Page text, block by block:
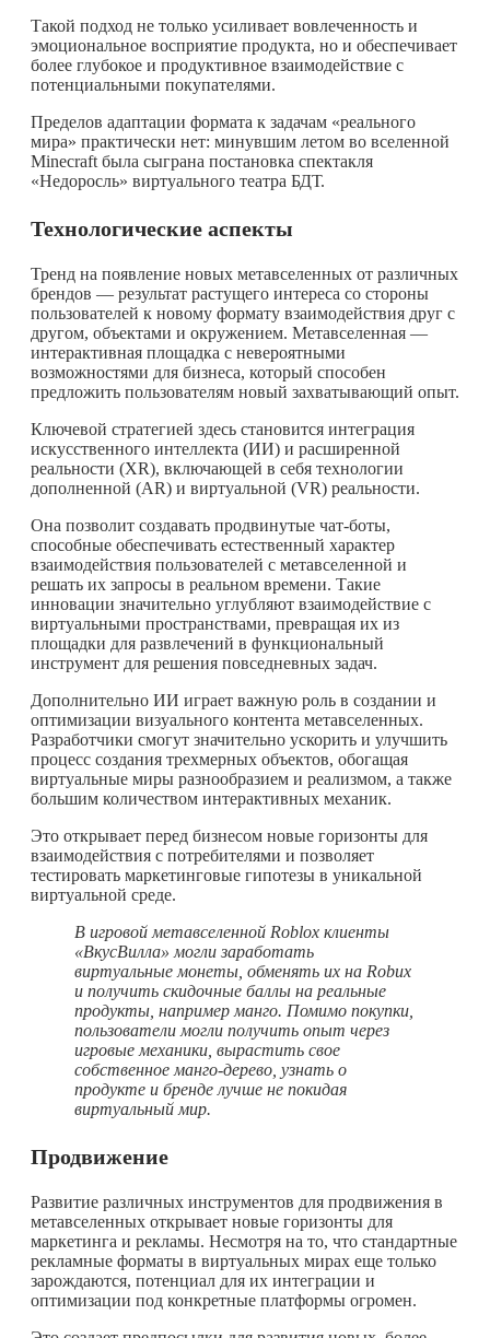
Такой подход не только усиливает вовлеченность и
эмоциональное восприятие продукта, но и обеспечивает
более глубокое и продуктивное взаимодействие с
потенциальными покупателями.
Пределов адаптации формата к задачам «реального
мира» практически нет: минувшим летом во вселенной
Minecraft была сыграна постановка спектакля
«Недоросль» виртуального театра БДТ.
Технологические аспекты
Тренд на появление новых метавселенных от различных
брендов — результат растущего интереса со стороны
пользователей к новому формату взаимодействия друг с
другом, объектами и окружением. Метавселенная —
интерактивная площадка с невероятными
возможностями для бизнеса, который способен
предложить пользователям новый захватывающий опыт.
Ключевой стратегией здесь становится интеграция
искусственного интеллекта (ИИ) и расширенной
реальности (XR), включающей в себя технологии
дополненной (AR) и виртуальной (VR) реальности.
Она позволит создавать продвинутые чат-боты,
способные обеспечивать естественный характер
взаимодействия пользователей с метавселенной и
решать их запросы в реальном времени. Такие
инновации значительно углубляют взаимодействие с
виртуальными пространствами, превращая их из
площадки для развлечений в функциональный
инструмент для решения повседневных задач.
Дополнительно ИИ играет важную роль в создании и
оптимизации визуального контента метавселенных.
Разработчики смогут значительно ускорить и улучшить
процесс создания трехмерных объектов, обогащая
виртуальные миры разнообразием и реализмом, а также
большим количеством интерактивных механик.
Это открывает перед бизнесом новые горизонты для
взаимодействия с потребителями и позволяет
тестировать маркетинговые гипотезы в уникальной
виртуальной среде.
В игровой метавселенной Roblox клиенты
«ВкусВилла» могли заработать
виртуальные монеты, обменять их на Robux
и получить скидочные баллы на реальные
продукты, например манго. Помимо покупки,
пользователи могли получить опыт через
игровые механики, вырастить свое
собственное манго-дерево, узнать о
продукте и бренде лучше не покидая
виртуальный мир.
Продвижение
Развитие различных инструментов для продвижения в
метавселенных открывает новые горизонты для
маркетинга и рекламы. Несмотря на то, что стандартные
рекламные форматы в виртуальных мирах еще только
зарождаются, потенциал для их интеграции и
оптимизации под конкретные платформы огромен.